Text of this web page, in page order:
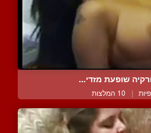
שופעת מזדי...
| 10 המלצות